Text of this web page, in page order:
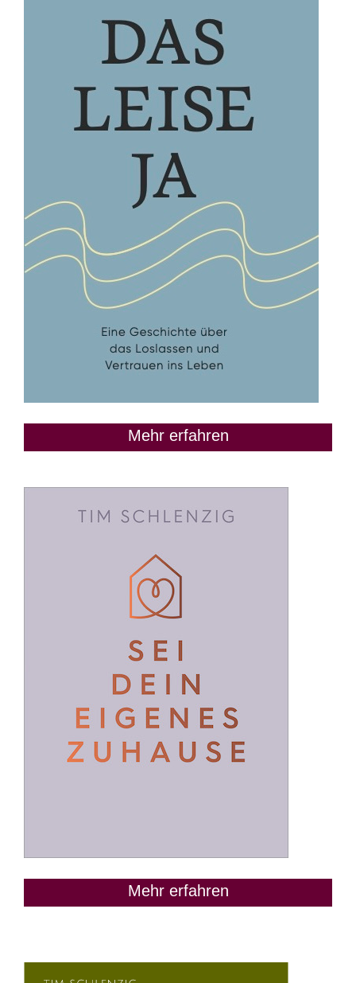
Mehr erfahren
Mehr erfahren